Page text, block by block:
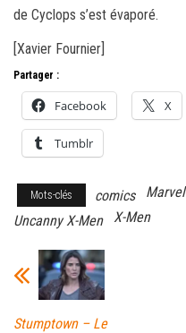
de Cyclops s’est évaporé.
[Xavier Fournier]
Partager :
Facebook X
Tumblr
Mots-clés comics Marvel
Uncanny X-Men
X-Men
Stumptown – Le